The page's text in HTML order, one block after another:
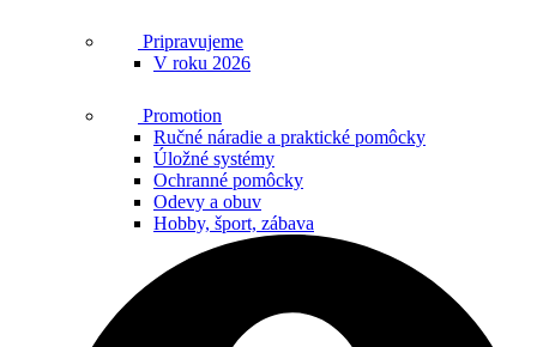
Pripravujeme
V roku 2026
Promotion
Ručné náradie a praktické pomôcky
Úložné systémy
Ochranné pomôcky
Odevy a obuv
Hobby, šport, zábava